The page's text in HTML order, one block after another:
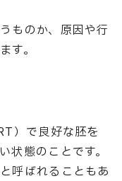
ものか、原因や行
す。
）で良好な胚を
状態のことです。
呼ばれることもあ